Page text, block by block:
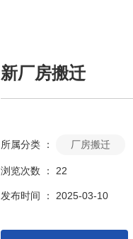
新厂房搬迁
所属分类 ： 厂房搬迁
浏览次数 ： 22
发布时间 ： 2025-03-10